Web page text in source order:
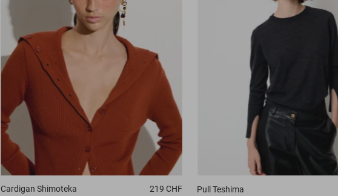
Cardigan Shimoteka 219 CHF PullTeshima